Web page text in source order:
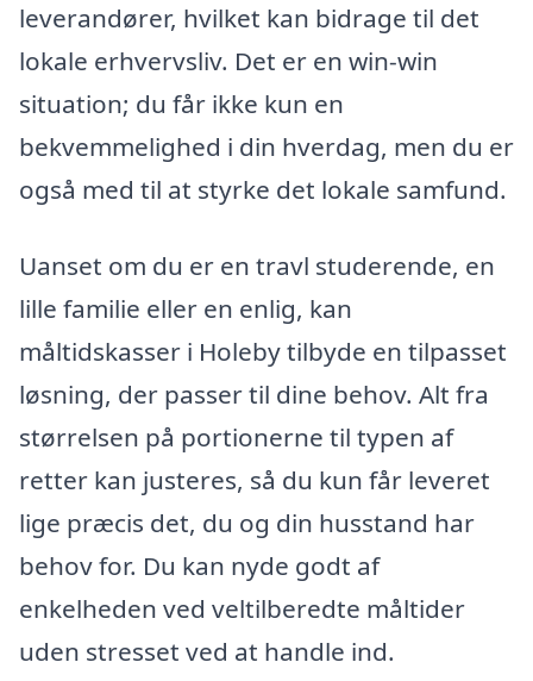
leverandører, hvilket kan bidrage til det
lokale erhvervsliv. Det er en win-win
situation; du får ikke kun en
bekvemmelighed i din hverdag, men du er
også med til at styrke det lokale samfund.
Uanset om du er en travl studerende, en
lille familie eller en enlig, kan
måltidskasser i Holeby tilbyde en tilpasset
løsning, der passer til dine behov. Alt fra
størrelsen på portionerne til typen af
retter kan justeres, så du kun får leveret
lige præcis det, du og din husstand har
behov for. Du kan nyde godt af
enkelheden ved veltilberedte måltider
uden stresset ved at handle ind.